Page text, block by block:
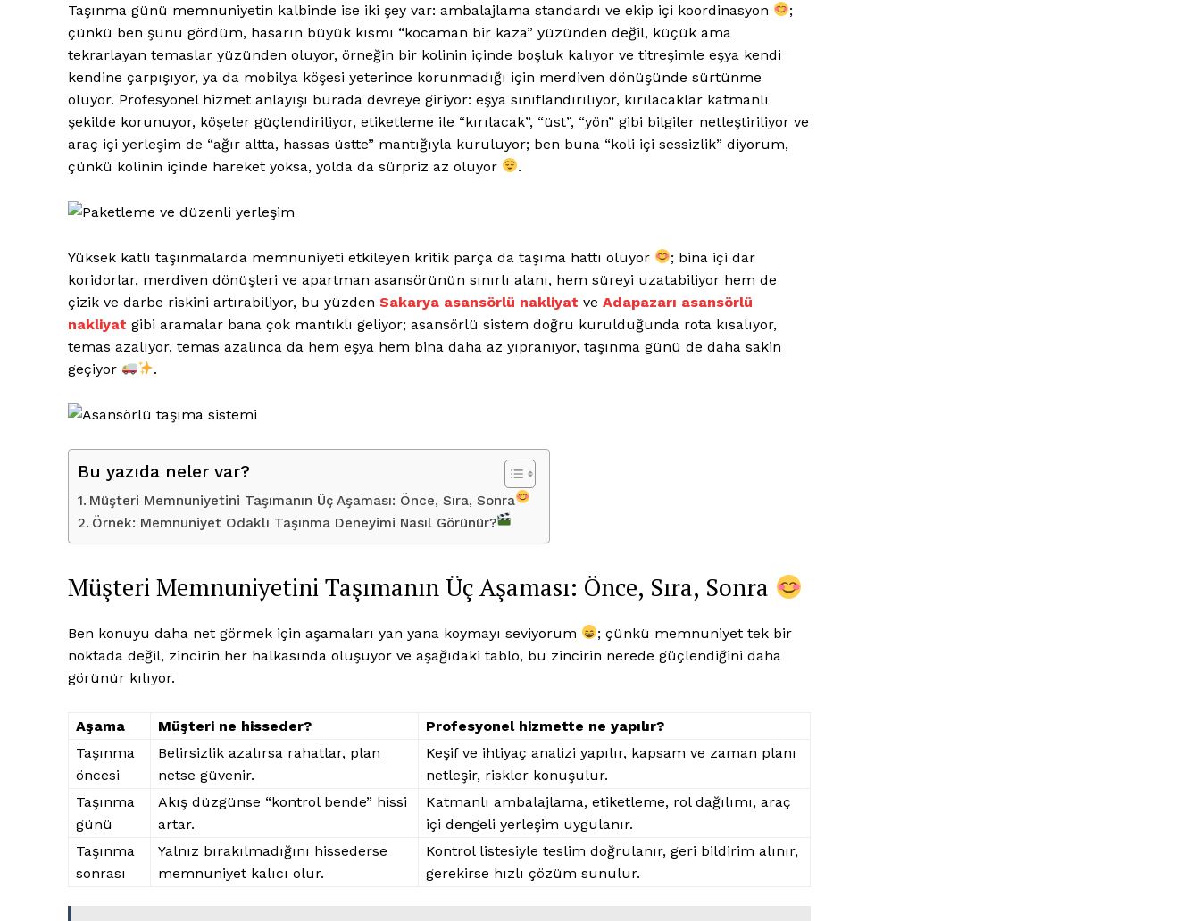
Kurumsal
Ana Sayfa
Gizlilik Politikası
Hesabım
İLGİLİ YAZI : Kedi ve Köpeklerde Koruyucu Sağlık Hizmetleri: Maslak Vet Zoo
Taşınma günü memnuniyetin kalbinde ise iki şey var: ambalajlama standardı ve ekip içi koordinasyon
;
çünkü ben şunu gördüm, hasarın büyük kısmı “kocaman bir kaza” yüzünden değil, küçük ama
tekrarlayan temaslar yüzünden oluyor, örneğin bir kolinin içinde boşluk kalıyor ve titreşimle eşya kendi
kendine çarpışıyor, ya da mobilya köşesi yeterince korunmadığı için merdiven dönüşünde sürtünme
oluyor. Profesyonel hizmet anlayışı burada devreye giriyor: eşya sınıflandırılıyor, kırılacaklar katmanlı
şekilde korunuyor, köşeler güçlendiriliyor, etiketleme ile “kırılacak”, “üst”, “yön” gibi bilgiler netleştiriliyor ve
araç içi yerleşim de “ağır altta, hassas üstte” mantığıyla kuruluyor; ben buna “koli içi sessizlik” diyorum,
çünkü kolinin içinde hareket yoksa, yolda da sürpriz az oluyor
.
Yüksek katlı taşınmalarda memnuniyeti etkileyen kritik parça da taşıma hattı oluyor
; bina içi dar
koridorlar, merdiven dönüşleri ve apartman asansörünün sınırlı alanı, hem süreyi uzatabiliyor hem de
çizik ve darbe riskini artırabiliyor, bu yüzden Sakarya asansörlü nakliyat ve Adapazarı asansörlü
nakliyat gibi aramalar bana çok mantıklı geliyor; asansörlü sistem doğru kurulduğunda rota kısalıyor,
temas azalıyor, temas azalınca da hem eşya hem bina daha az yıpranıyor, taşınma günü de daha sakin
geçiyor
.
Bu yazıda neler var?
Müşteri Memnuniyetini Taşımanın Üç Aşaması: Önce, Sıra, Sonra
Örnek: Memnuniyet Odaklı Taşınma Deneyimi Nasıl Görünür?
Müşteri Memnuniyetini Taşımanın Üç Aşaması: Önce, Sıra, Sonra
Ben konuyu daha net görmek için aşamaları yan yana koymayı seviyorum
; çünkü memnuniyet tek bir
noktada değil, zincirin her halkasında oluşuyor ve aşağıdaki tablo, bu zincirin nerede güçlendiğini daha
görünür kılıyor.
Aşama Müşteri ne hisseder?
Profesyonel hizmette ne yapılır?
Taşınma
öncesi
Belirsizlik azalırsa rahatlar, plan
netse güvenir.
Keşif ve ihtiyaç analizi yapılır, kapsam ve zaman planı
netleşir, riskler konuşulur.
Taşınma
günü
Akış düzgünse “kontrol bende” hissi
artar.
Katmanlı ambalajlama, etiketleme, rol dağılımı, araç
içi dengeli yerleşim uygulanır.
Taşınma
sonrası
Yalnız bırakılmadığını hissederse
memnuniyet kalıcı olur.
Kontrol listesiyle teslim doğrulanır, geri bildirim alınır,
gerekirse hızlı çözüm sunulur.